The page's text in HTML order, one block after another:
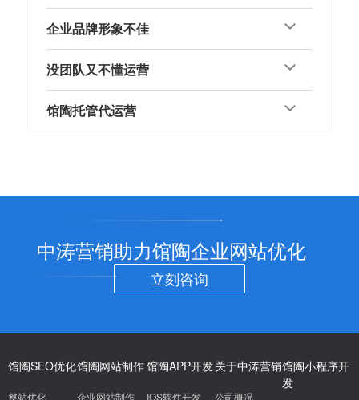
企业品牌形象不佳
没团队又不懂运营
馆陶托管代运营
中涛营销助力馆陶企业网站优化
立刻咨询
馆陶SEO优化
整站优化
馆陶网站制作
企业网站制作
馆陶APP开发
IOS软件开发
关于中涛营销
公司概况
馆陶小程序开
发